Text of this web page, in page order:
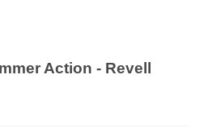
Action - Revell